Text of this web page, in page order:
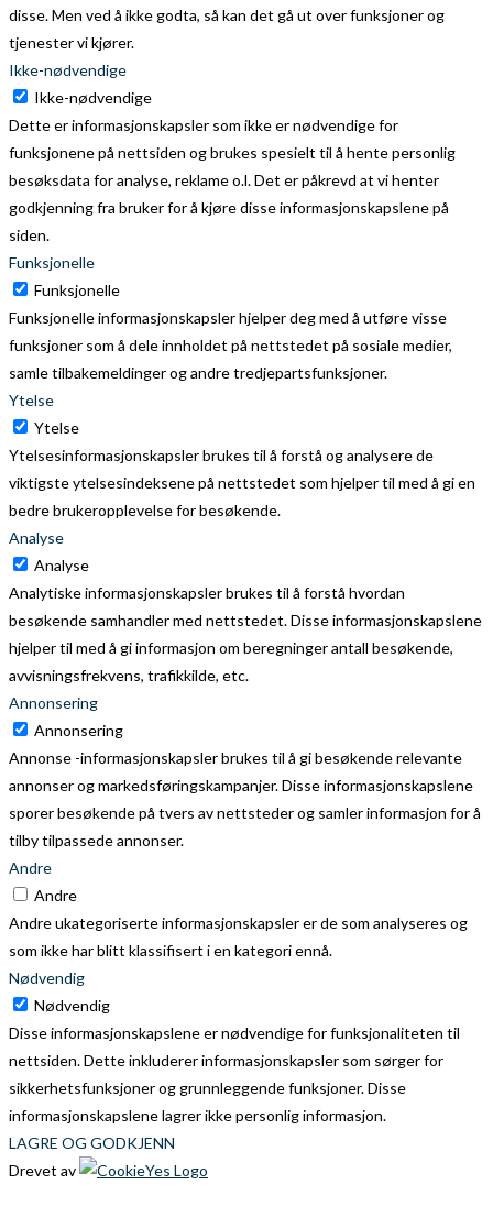
disse. Men ved å ikke godta, så kan det gå ut over funksjoner og
tjenester vi kjører.
Ikke-nødvendige
Ikke-nødvendige
Dette er informasjonskapsler som ikke er nødvendige for
funksjonene på nettsiden og brukes spesielt til å hente personlig
besøksdata for analyse, reklame o.l. Det er påkrevd at vi henter
godkjenning fra bruker for å kjøre disse informasjonskapslene på
siden.
Funksjonelle
Funksjonelle
Funksjonelle informasjonskapsler hjelper deg med å utføre visse
funksjoner som å dele innholdet på nettstedet på sosiale medier,
samle tilbakemeldinger og andre tredjepartsfunksjoner.
Ytelse
Ytelse
Ytelsesinformasjonskapsler brukes til å forstå og analysere de
viktigste ytelsesindeksene på nettstedet som hjelper til med å gi en
bedre brukeropplevelse for besøkende.
Analyse
Analyse
Analytiske informasjonskapsler brukes til å forstå hvordan
besøkende samhandler med nettstedet. Disse informasjonskapslene
hjelper til med å gi informasjon om beregninger antall besøkende,
avvisningsfrekvens, trafikkilde, etc.
Annonsering
Annonsering
Annonse -informasjonskapsler brukes til å gi besøkende relevante
annonser og markedsføringskampanjer. Disse informasjonskapslene
sporer besøkende på tvers av nettsteder og samler informasjon for å
tilby tilpassede annonser.
Andre
Andre
Andre ukategoriserte informasjonskapsler er de som analyseres og
som ikke har blitt klassifisert i en kategori ennå.
Nødvendig
Nødvendig
Disse informasjonskapslene er nødvendige for funksjonaliteten til
nettsiden. Dette inkluderer informasjonskapsler som sørger for
sikkerhetsfunksjoner og grunnleggende funksjoner. Disse
informasjonskapslene lagrer ikke personlig informasjon.
LAGRE OG GODKJENN
Drevet av